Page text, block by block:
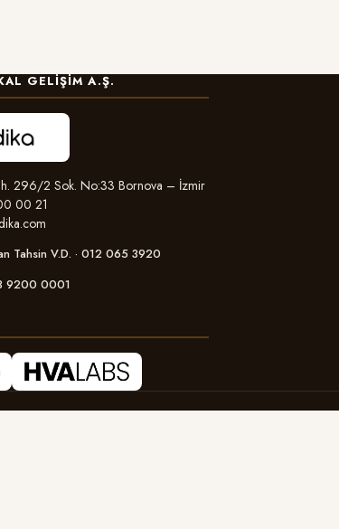
GELIŞIM A.Ş.
296/2 Sok. No:33 Bornova – İzmir
00 21
Tahsin V.D. · 012 065 3920
9200 0001